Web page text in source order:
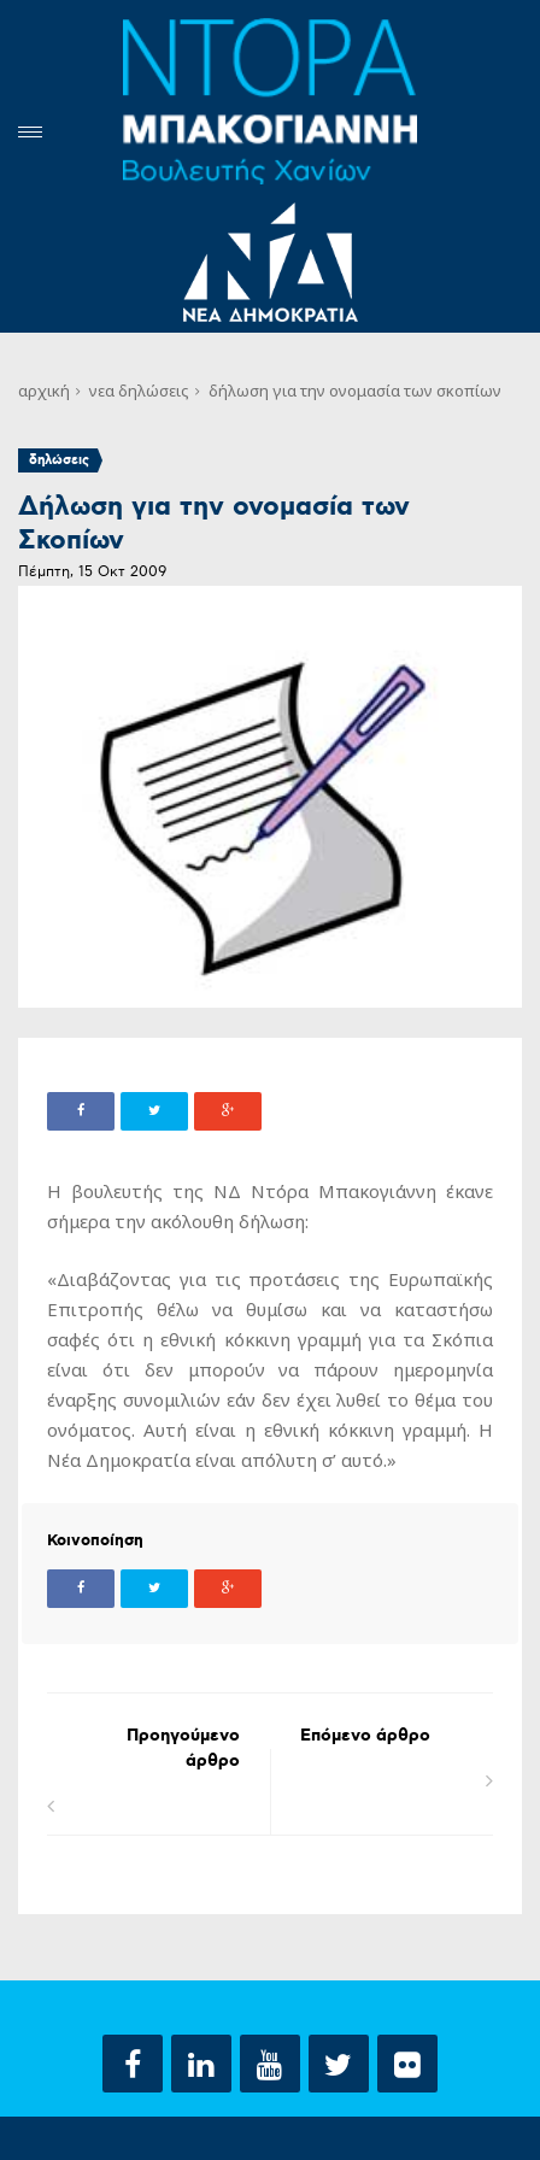
αρχική νεα δηλώσεις δήλωση για την ονομασία των σκοπίων
δηλώσεις
Δήλωση για την ονομασία των
Σκοπίων
Πέμπτη, 15 Οκτ 2009
Η βουλευτής της ΝΔ Ντόρα Μπακογιάννη έκανε
σήμερα την ακόλουθη δήλωση:
«Διαβάζοντας για τις προτάσεις της Ευρωπαϊκής
Επιτροπής θέλω να θυμίσω και να καταστήσω
σαφές ότι η εθνική κόκκινη γραμμή για τα Σκόπια
είναι ότι δεν μπορούν να πάρουν ημερομηνία
έναρξης συνομιλιών εάν δεν έχει λυθεί το θέμα του
ονόματος. Αυτή είναι η εθνική κόκκινη γραμμή. Η
Νέα Δημοκρατία είναι απόλυτη σ’ αυτό.»
Κοινοποίηση
Προηγούμενο
άρθρο
Επόμενο άρθρο